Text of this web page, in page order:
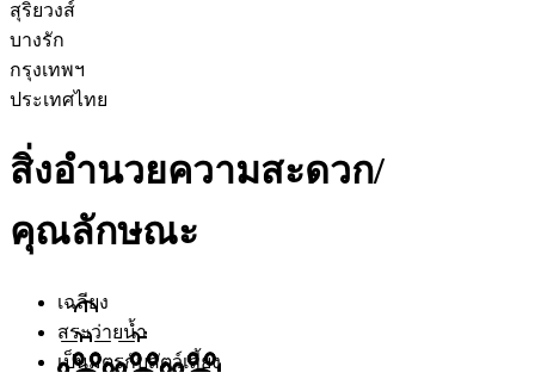
สุริยวงส์
บางรัก
กรุงเทพฯ
ประเทศไทย
สิ่งอำนวยความสะดวก/
คุณลักษณะ
เฉลียง
สระว่ายน้ำ
เป็นมิตรกับสัตว์เลี้ยง